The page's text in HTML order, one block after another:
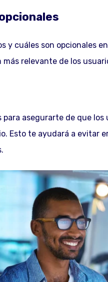
y cuáles son opcionales
relevante de los
asegurarte de que
Esto te ayudará a evitar